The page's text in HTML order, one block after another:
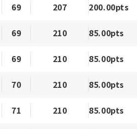
69 207 200.00pts
69 210 85.00pts
69 210 85.00pts
70 210 85.00pts
71 210 85.00pts